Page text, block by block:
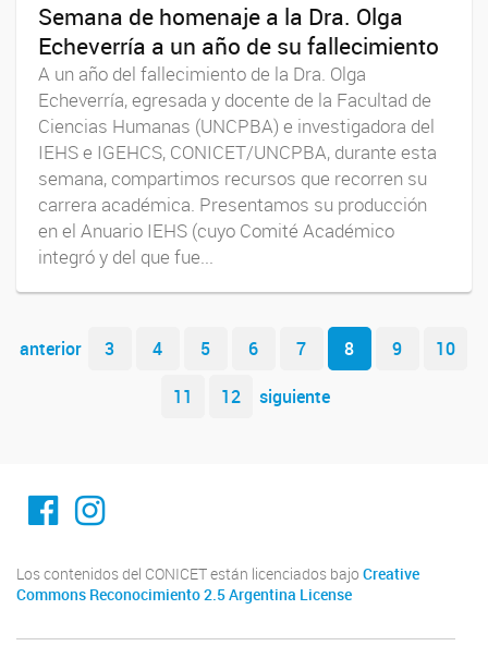
Semana de homenaje a la Dra. Olga
Echeverría a un año de su fallecimiento
A un año del fallecimiento de la Dra. Olga
Echeverría, egresada y docente de la Facultad de
Ciencias Humanas (UNCPBA) e investigadora del
IEHS e IGEHCS, CONICET/UNCPBA, durante esta
semana, compartimos recursos que recorren su
carrera académica. Presentamos su producción
en el Anuario IEHS (cuyo Comité Académico
integró y del que fue...
Navegador de artículos
anterior 3 4 5 6 7 8 9
10
11
12 siguiente
Facebook
Instagram
Los contenidos del CONICET están licenciados bajo Creative
Commons Reconocimiento 2.5 Argentina License